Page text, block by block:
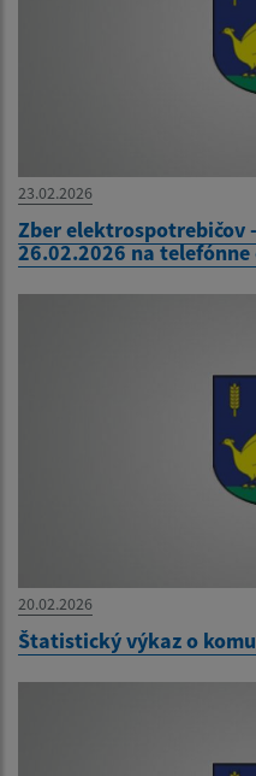
23.02.2026
Zber elektrospotrebičov
26.02.2026 na
20.02.2026
Štatistický výkaz o